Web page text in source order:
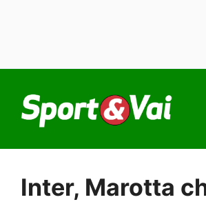
contenuto
Inter, Marotta